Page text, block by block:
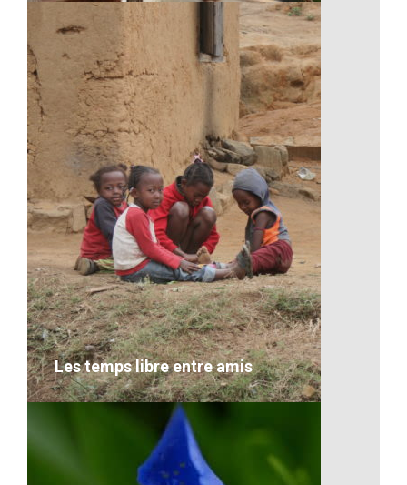
La faune de Madagascar
VOIR LE DÉTAIL
Les temps libre entre amis